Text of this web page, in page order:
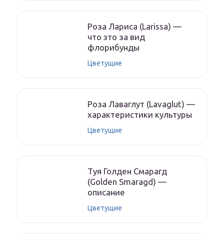
Роза Лариса (Larissa) —
что это за вид
флорибунды
Цветущие
Роза Лаваглут (Lavaglut) —
характеристики культуры
Цветущие
Туя Голден Смарагд
(Golden Smaragd) —
описание
Цветущие